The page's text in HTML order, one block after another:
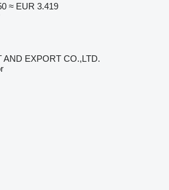
≈ EUR 3.419
EXPORT CO.,LTD.